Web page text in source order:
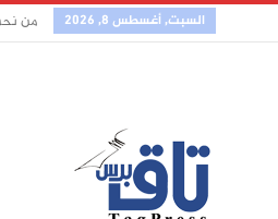
السبت, أغسطس 8, 2026 من